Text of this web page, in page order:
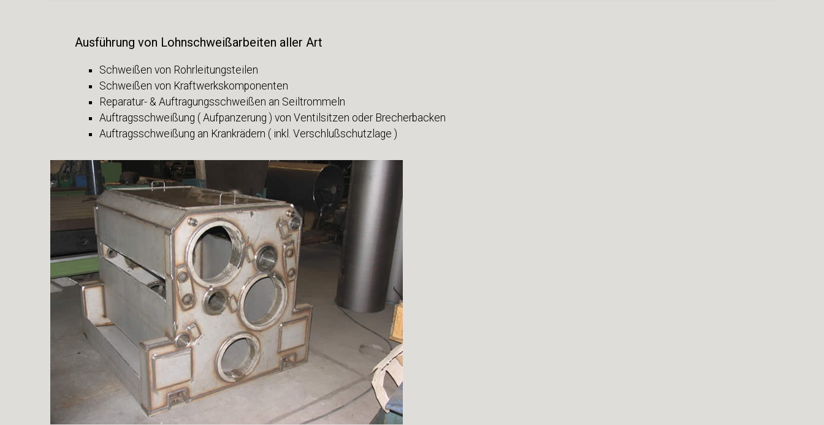
Ausführung von Lohnschweißarbeiten aller Art
Schweißen von Rohrleitungsteilen
Schweißen von Kraftwerkskomponenten
Reparatur- & Auftragungsschweißen an Seiltrommeln
Auftragsschweißung ( Aufpanzerung ) von Ventilsitzen oder Brecherbacken
Auftragsschweißung an Krankrädern ( inkl. Verschlußschutzlage )